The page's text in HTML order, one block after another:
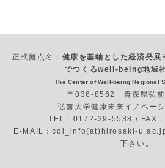
正式拠点名： 健康を基軸とした経済発展
でつくるwell-being地域
The Center of Well-being Regional
〒036-8562 青森県弘前
弘前大学健康未来イノベー
TEL：0172-39-5538 / FAX
E-MAIL：coi_info(at)hirosaki-
下さい。